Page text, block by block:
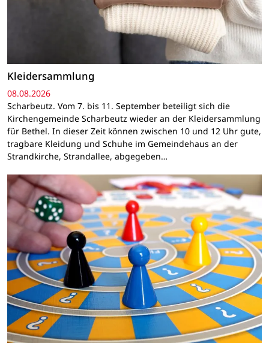
Kleidersammlung
08.08.2026
Scharbeutz. Vom 7. bis 11. September beteiligt sich die
Kirchengemeinde Scharbeutz wieder an der Kleidersammlung
für Bethel. In dieser Zeit können zwischen 10 und 12 Uhr gute,
tragbare Kleidung und Schuhe im Gemeindehaus an der
Strandkirche, Strandallee, abgegeben…